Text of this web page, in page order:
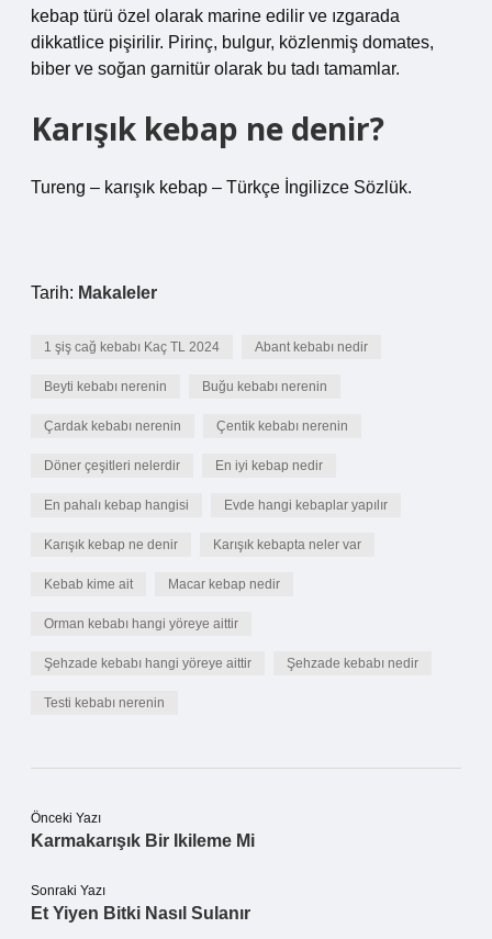
kebap türü özel olarak marine edilir ve ızgarada
dikkatlice pişirilir. Pirinç, bulgur, közlenmiş domates,
biber ve soğan garnitür olarak bu tadı tamamlar.
Karışık kebap ne denir?
Tureng – karışık kebap – Türkçe İngilizce Sözlük.
Tarih: Makaleler
1 şiş cağ kebabı Kaç TL 2024 Abant kebabı nedir
Beyti kebabı nerenin Buğu kebabı nerenin
Çardak kebabı nerenin Çentik kebabı nerenin
Döner çeşitleri nelerdir En iyi kebap nedir
En pahalı kebap hangisi Evde hangi kebaplar yapılır
Karışık kebap ne denir Karışık kebapta neler var
Kebab kime ait Macar kebap nedir
Orman kebabı hangi yöreye aittir
Şehzade kebabı hangi yöreye aittir Şehzade kebabı nedir
Testi kebabı nerenin
Önceki Yazı
Karmakarışık Bir Ikileme Mi
Sonraki Yazı
Et Yiyen Bitki Nasıl Sulanır